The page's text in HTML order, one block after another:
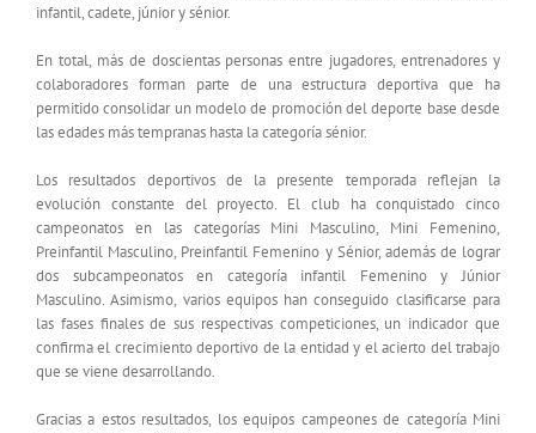
infantil, cadete, júnior y sénior.
En total, más de doscientas personas entre jugadores, entrenadores y
colaboradores forman parte de una estructura deportiva que ha
permitido consolidar un modelo de promoción del deporte base desde
las edades más tempranas hasta la categoría sénior.
Los resultados deportivos de la presente temporada reflejan la
evolución constante del proyecto. El club ha conquistado cinco
campeonatos en las categorías Mini Masculino, Mini Femenino,
Preinfantil Masculino, Preinfantil Femenino y Sénior, además de lograr
dos subcampeonatos en categoría infantil Femenino y Júnior
Masculino. Asimismo, varios equipos han conseguido clasificarse para
las fases finales de sus respectivas competiciones, un indicador que
confirma el crecimiento deportivo de la entidad y el acierto del trabajo
que se viene desarrollando.
Gracias a estos resultados, los equipos campeones de categoría Mini